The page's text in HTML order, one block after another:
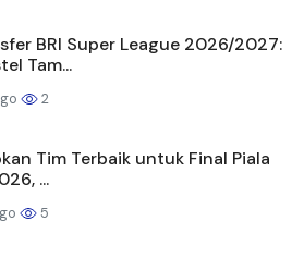
BRI Super League 2026/2027:
Tam...
2
Tim Terbaik untuk Final Piala
...
5